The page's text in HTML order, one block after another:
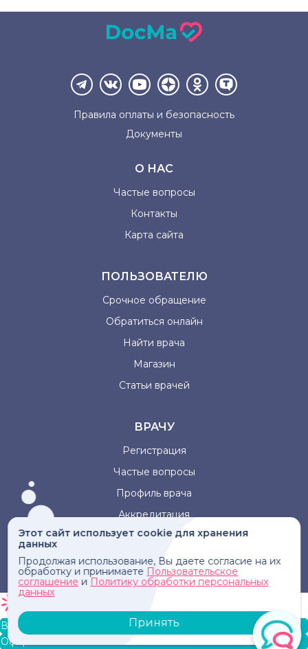
Этот сайт использует cookie для хранения
данных
Продолжая использование, Вы даете согласие на их
обработку и принимаете Пользовательское
соглашение и Политику обработки персональных
данных
Принять
Правила оплаты и безопасность
Документы
О НАС
Частые вопросы
Контакты
Карта сайта
ПОЛЬЗОВАТЕЛЮ
Срочное обращение
Обратиться онлайн
Найти врача
Магазин
Статьи врачей
ВРАЧУ
Регистрация
Частые вопросы
Профиль врача
Аккредитация
Информация, представленная на сайте, не может быть
использована для постановки диагноза, назначения
лечения и не заменяет прием врача.
В корзину
Оформление заказа